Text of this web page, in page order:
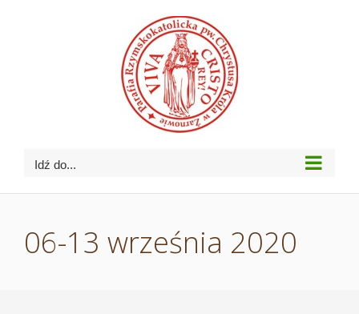
Idź do...
06-13 września 2020